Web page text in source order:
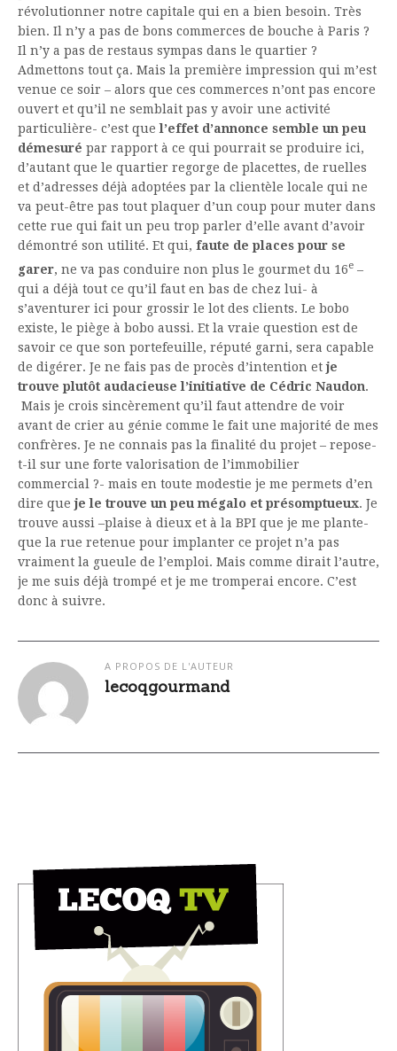
révolutionner notre capitale qui en a bien besoin. Très
bien. Il n’y a pas de bons commerces de bouche à Paris ?
Il n’y a pas de restaus sympas dans le quartier ?
Admettons tout ça. Mais la première impression qui m’est
venue ce soir – alors que ces commerces n’ont pas encore
ouvert et qu’il ne semblait pas y avoir une activité
particulière- c’est quel’effet d’annonce semble un peu
démesuré par rapport à ce qui pourrait se produire ici,
d’autant que le quartier regorge de placettes, de ruelles
et d’adresses déjà adoptées par la clientèle locale qui ne
va peut-être pas tout plaquer d’un coup pour muter dans
cette rue qui fait un peu trop parler d’elle avant d’avoir
démontré son utilité. Et qui, faute de places pour se
garer, ne va pas conduire non plus le gourmet du 16e –
qui a déjà tout ce qu’il faut en bas de chez lui- à
s’aventurer ici pour grossir le lot des clients. Le bobo
existe, le piège à bobo aussi. Et la vraie question est de
savoir ce que son portefeuille, réputé garni, sera capable
de digérer. Je ne fais pas de procès d’intention etje
trouve plutôt audacieuse l’initiative de Cédric Naudon.
Mais je crois sincèrement qu’il faut attendre de voir
avant de crier au génie comme le fait une majorité de mes
confrères. Je ne connais pas la finalité du projet – repose-
t-il sur une forte valorisation de l’immobilier
commercial ?- mais en toute modestie je me permets d’en
dire queje le trouve un peu mégalo et présomptueux. Je
trouve aussi –plaise à dieux et à la BPI que je me plante-
que la rue retenue pour implanter ce projet n’a pas
vraiment la gueule de l’emploi. Mais comme dirait l’autre,
je me suis déjà trompé et je me tromperai encore. C’est
donc à suivre.
A PROPOS DE L'AUTEUR
lecoqgourmand